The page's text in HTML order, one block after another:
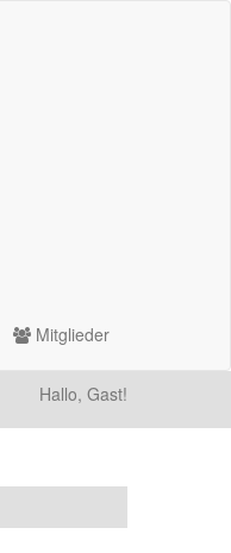
Mitglieder
Hallo, Gast!